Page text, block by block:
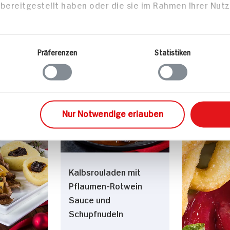
haben oder die sie im Rahmen Ihrer
Präferenzen Statistiken
Nur Notwendige erlauben
Hauptspeisen
Kalbsrouladen mit
Pflaumen-Rotwein
Sauce und
Schupfnudeln